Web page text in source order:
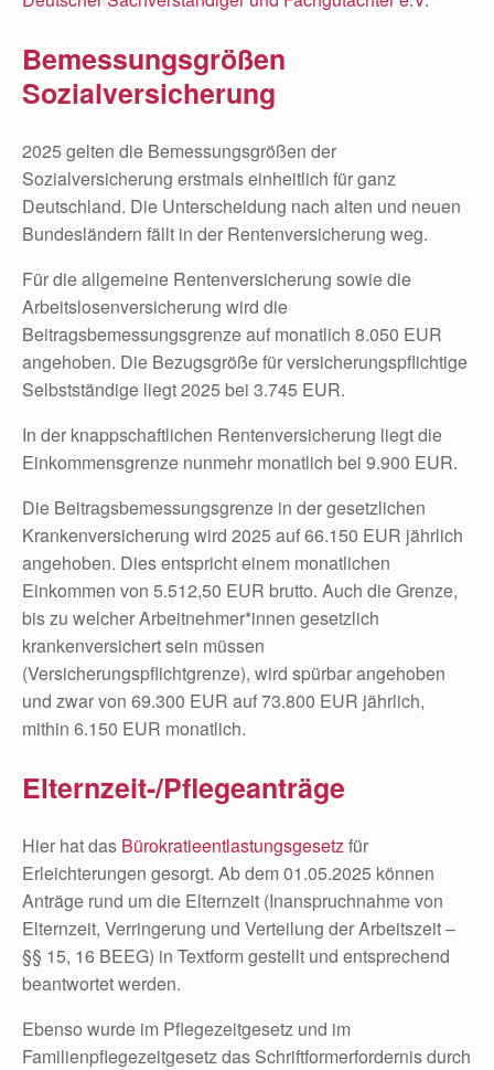
Bemessungsgrößen
Sozialversicherung
2025 gelten die Bemessungsgrößen der
Sozialversicherung erstmals einheitlich für ganz
Deutschland. Die Unterscheidung nach alten und neuen
Bundesländern fällt in der Rentenversicherung weg.
Für die allgemeine Rentenversicherung sowie die
Arbeitslosenversicherung wird die
Beitragsbemessungsgrenze auf monatlich 8.050 EUR
angehoben. Die Bezugsgröße für versicherungspflichtige
Selbstständige liegt 2025 bei 3.745 EUR.
In der knappschaftlichen Rentenversicherung liegt die
Einkommensgrenze nunmehr monatlich bei 9.900 EUR.
Die Beitragsbemessungsgrenze in der gesetzlichen
Krankenversicherung wird 2025 auf 66.150 EUR jährlich
angehoben. Dies entspricht einem monatlichen
Einkommen von 5.512,50 EUR brutto. Auch die Grenze,
bis zu welcher Arbeitnehmer*innen gesetzlich
krankenversichert sein müssen
(Versicherungspflichtgrenze), wird spürbar angehoben
und zwar von 69.300 EUR auf 73.800 EUR jährlich,
mithin 6.150 EUR monatlich.
Elternzeit-/Pflegeanträge
Hier hat das Bürokratieentlastungsgesetzfür
Erleichterungen gesorgt. Ab dem 01.05.2025 können
Anträge rund um die Elternzeit (Inanspruchnahme von
Elternzeit, Verringerung und Verteilung der Arbeitszeit –
§§ 15, 16 BEEG) in Textform gestellt und entsprechend
beantwortet werden.
Ebenso wurde im Pflegezeitgesetz und im
Familienpflegezeitgesetz das Schriftformerfordernis durch